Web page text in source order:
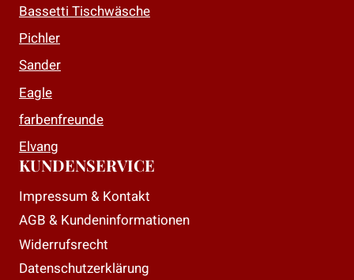
Bassetti Tischwäsche
Pichler
Sander
Eagle
farbenfreunde
Elvang
KUNDENSERVICE
Impressum & Kontakt
AGB & Kundeninformationen
Widerrufsrecht
Datenschutzerklärung